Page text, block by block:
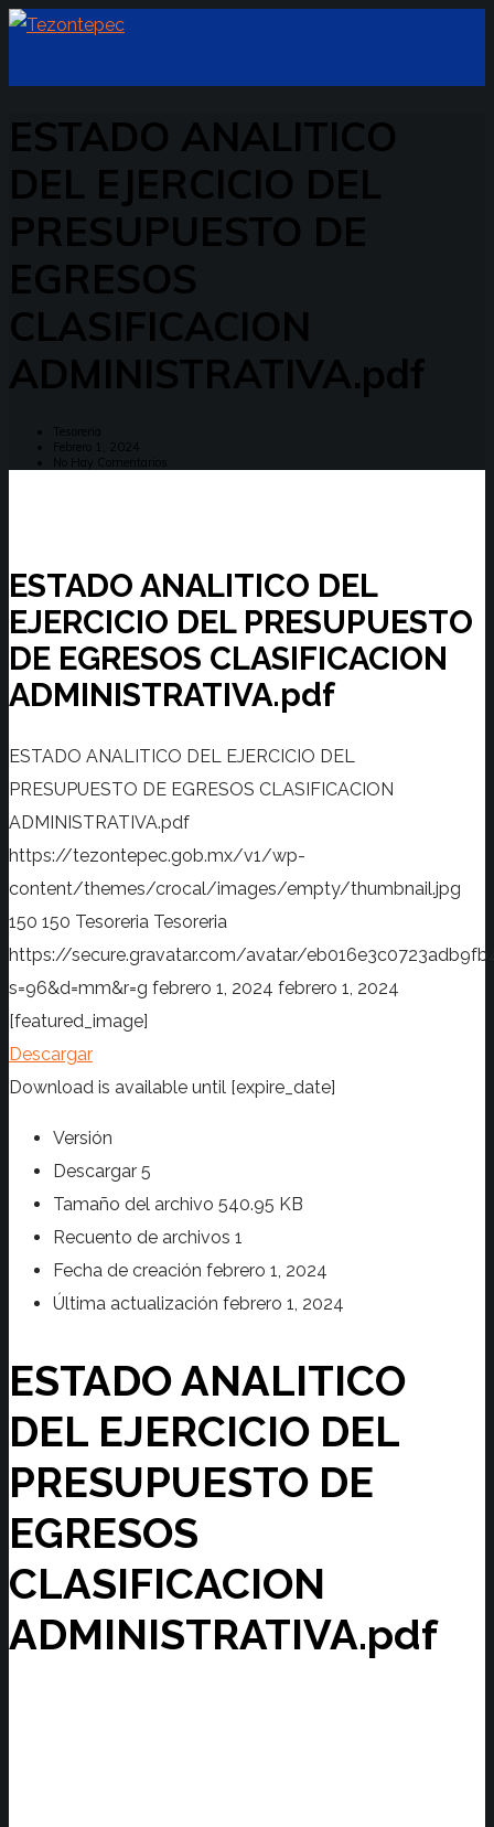
ESTADO ANALITICO
DEL EJERCICIO DEL
PRESUPUESTO DE
EGRESOS
CLASIFICACION
ADMINISTRATIVA.pdf
Tesoreria
Febrero 1, 2024
No Hay Comentarios
ESTADO ANALITICO DEL
EJERCICIO DEL PRESUPUESTO
DE EGRESOS CLASIFICACION
ADMINISTRATIVA.pdf
ESTADO ANALITICO DEL EJERCICIO DEL
PRESUPUESTO DE EGRESOS CLASIFICACION
ADMINISTRATIVA.pdf
https://tezontepec.gob.mx/v1/wp-
content/themes/crocal/images/empty/thumbnail.jpg
150 150 Tesoreria Tesoreria
https://secure.gravatar.com/avatar/
s=96&d=mm&r=g febrero 1, 2024 febrero 1, 2024
[featured_image]
Descargar
Download is available until [expire_date]
Versión
Descargar 5
Tamaño del archivo 540.95 KB
Recuento de archivos 1
Fecha de creación febrero 1, 2024
Última actualización febrero 1, 2024
ESTADO ANALITICO
DEL EJERCICIO DEL
PRESUPUESTO DE
EGRESOS
CLASIFICACION
ADMINISTRATIVA.pdf